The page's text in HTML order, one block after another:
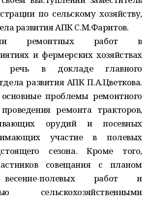
по сельскому хозяйству,
развития АПК С.М.Фаритов.
ремонтных работ в
и фермерских хозяйствах
в докладе главного
развития АПК П.А.Цветкова.
проблемы ремонтного
ремонта тракторов,
орудий и посевных
участие в полевых
сезона. Кроме того,
совещания с планом
весенне-полевых работ и
сельскохозяйственными